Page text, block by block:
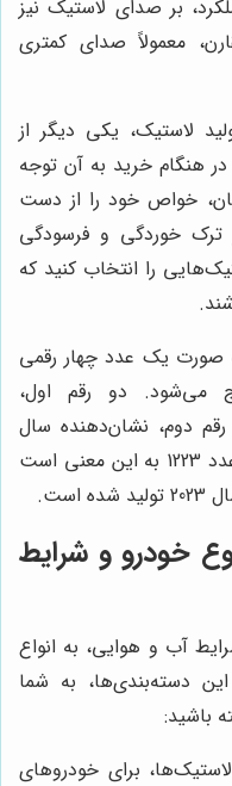
بر صدای لاستیک نیز
معمولاً صدای کمتری
لاستیک، یکی دیگر از
هنگام خرید به آن توجه
خواص خود را از دست
خوردگی و فرسودگی
را انتخاب کنید که
صورت یک عدد چهار رقمی
می‌شود. دو رقم اول،
دوم، نشان‌دهنده سال
تولید هستند. به عنوان مثال، عدد 1223 به این معنی است
خودرو و شرایط
آب و هوایی، به انواع
دسته‌بندی‌ها، به شما
باشید:
برای خودروهای